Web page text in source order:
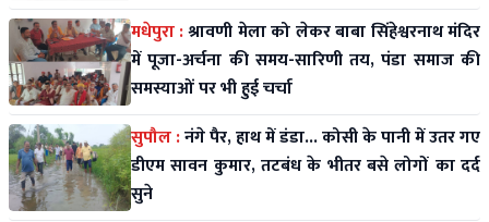
मधेपुरा :श्रावणी मेला को लेकर बाबा सिंहेश्वरनाथ मंदिर
में पूजा-अर्चना की समय-सारिणी तय, पंडा समाज की
समस्याओं पर भी हुई चर्चा
सुपौल :नंगे पैर, हाथ में डंडा... कोसी के पानी में उतर गए
डीएम सावन कुमार, तटबंध के भीतर बसे लोगों का दर्द
सुने